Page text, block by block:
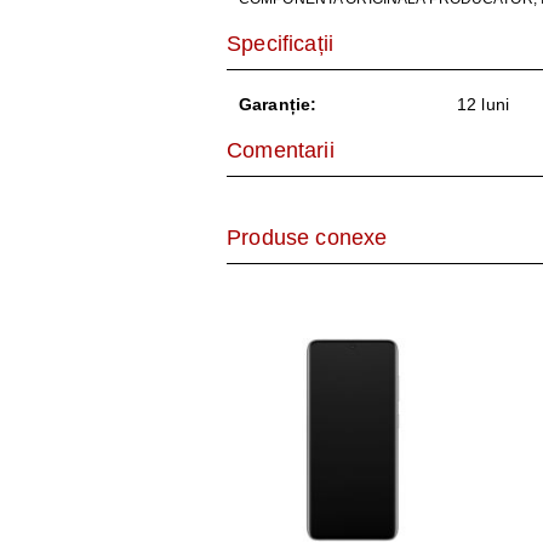
Specificații
Garanție: 12 luni
Comentarii
Produse conexe